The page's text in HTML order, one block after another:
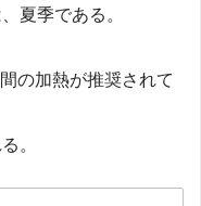
夏季である。
の加熱が推奨されて
。